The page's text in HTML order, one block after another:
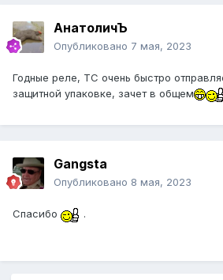
АнатоличЪ
Опубликовано 7 мая, 2023
Годные реле, ТС очень быстро
защитной упаковке, зачет в общем
Gangsta
Опубликовано 8 мая, 2023
Спасибо .